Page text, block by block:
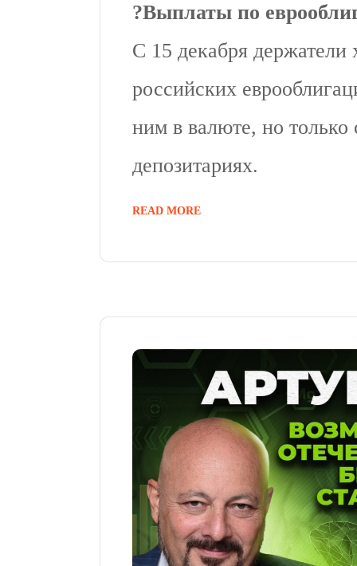
?Выплаты по
С 15 декабря держатели
российских
ним в валюте, но
депозитариях.
READ MORE